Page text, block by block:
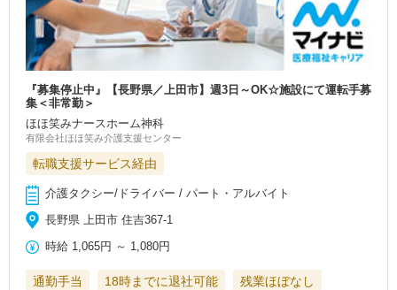
『募集停止中』【長野県／上田市】週3日～OK☆施設にて運転手募
集＜非常勤＞
ほほ笑みナースホーム神科
有限会社ほほ笑み介護支援センター
転職支援サービス経由
介護タクシー/ドライバー / パート・アルバイト
長野県 上田市 住吉367-1
時給 1,065円 ～ 1,080円
通勤手当 18時までに退社可能 残業ほぼなし